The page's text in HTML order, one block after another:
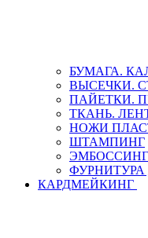
БУМАГА.
ВЫСЕЧКИ.
ПАЙЕТКИ.
ТКАНЬ.
НОЖИ
ШТАМПИНГ
ЭМБОССИНГ
ФУРНИТУРА
КАРДМЕЙКИНГ